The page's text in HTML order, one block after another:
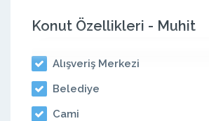
Konut Özellikleri - Muhit
Alışveriş Merkezi
Belediye
Cami